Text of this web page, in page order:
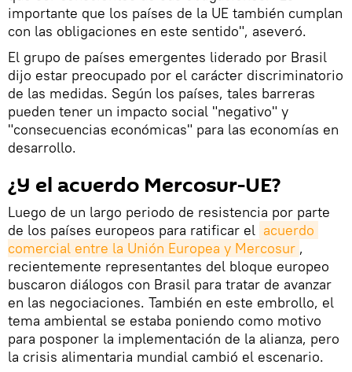
importante que los países de la UE también cumplan
con las obligaciones en este sentido", aseveró.
El grupo de países emergentes liderado por Brasil
dijo estar preocupado por el carácter discriminatorio
de las medidas. Según los países, tales barreras
pueden tener un impacto social "negativo" y
"consecuencias económicas" para las economías en
desarrollo.
¿Y el acuerdo Mercosur-UE?
Luego de un largo periodo de resistencia por parte
de los países europeos para ratificar el acuerdo
comercial entre la Unión Europea y Mercosur ,
recientemente representantes del bloque europeo
buscaron diálogos con Brasil para tratar de avanzar
en las negociaciones. También en este embrollo, el
tema ambiental se estaba poniendo como motivo
para posponer la implementación de la alianza, pero
la crisis alimentaria mundial cambió el escenario.